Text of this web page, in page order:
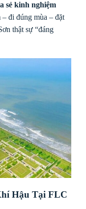
sẻ kinh nghiệm
đi đúng mùa – đặt
thật sự “đáng
Hậu Tại FLC